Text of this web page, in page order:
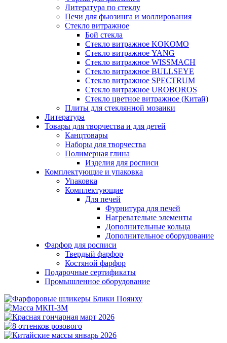
Литература по стеклу
Печи для фьюзинга и моллирования
Стекло витражное
Бой стекла
Стекло витражное KOKOMO
Стекло витражное YANG
Стекло витражное WISSMACH
Стекло витражное BULLSEYE
Стекло витражное SPECTRUM
Стекло витражное UROBOROS
Стекло цветное витражное (Китай)
Плиты для стеклянной мозаики
Литература
Товары для творчества и для детей
Канцтовары
Наборы для творчества
Полимерная глина
Изделия для росписи
Комплектующие и упаковка
Упаковка
Комплектующие
Для печей
Фурнитура для печей
Нагревательне элементы
Дополнительные кольца
Дополнительное оборудование
Фарфор для росписи
Твердый фарфор
Костяной фарфор
Подарочные сертификаты
Промышленное оборудование